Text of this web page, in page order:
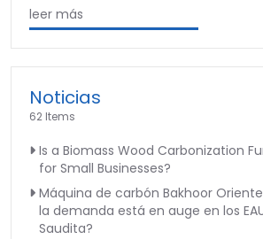
leer más
Noticias
62 Items
Is a Biomass Wood Carbonization
for Small Businesses?
Máquina de carbón Bakhoor
la demanda está en auge en los
Saudita?